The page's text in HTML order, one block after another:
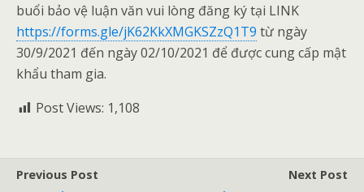
buổi bảo vệ luận văn vui lòng đăng ký tại LINK
https://forms.gle/jK62KkXMGKSZzQ1T9 từ ngày
30/9/2021 đến ngày 02/10/2021 để được cung cấp mật
khẩu tham gia.
Post Views: 1,108
Previous Post
Next Post